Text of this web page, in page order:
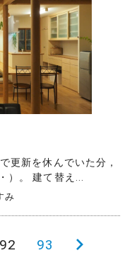
更新を休んでいた分，
）。 建て替え...
み
92 93
次